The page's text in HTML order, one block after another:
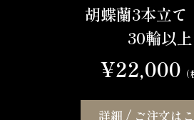
胡蝶蘭3本立て
30輪以上
¥22,000
詳細 / ご注文は